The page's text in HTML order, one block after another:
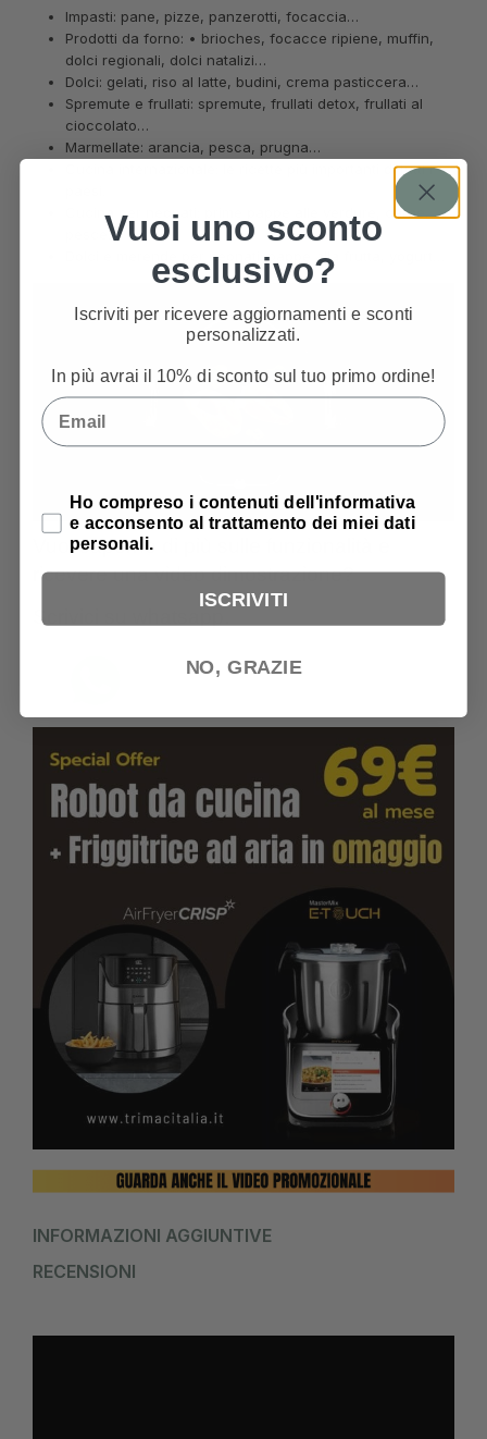
Impasti: pane, pizze, panzerotti, focaccia…
Prodotti da forno: • brioches, focacce ripiene, muffin,
dolci regionali, dolci natalizi…
Dolci: gelati, riso al latte, budini, crema pasticcera…
Spremute e frullati: spremute, frullati detox, frullati al
cioccolato…
Marmellate: arancia, pesca, prugna…
Cucina internazionale: le ricette più importanti di tutti i
Cucina per neonati: prime pappe alle verdure, carne,
pesce…
Dolci e merende per neonati: pappe alla frutta, yogurt…
Vuoi saperne di più sulle funzionalità e
ricevere una video dimostrazione?
Scrivici su whatsapp.
INFORMAZIONI AGGIUNTIVE
RECENSIONI
Vuoi uno sconto
esclusivo?
Iscriviti per ricevere aggiornamenti e sconti
personalizzati.
In più avrai il 10% di sconto sul tuo primo ordine!
Email
Privacy Policy
Ho compreso i contenuti dell'informativa
e acconsento al trattamento dei miei dati
personali.
ISCRIVITI
NO, GRAZIE